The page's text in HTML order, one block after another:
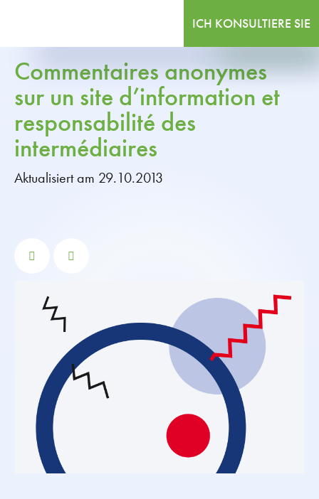
ICH KONSULTIERE SIE
Commentaires anonymes
sur un site d’information et
responsabilité des
intermédiaires
Aktualisiert am 29.10.2013